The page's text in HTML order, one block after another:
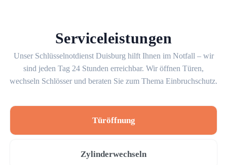
Serviceleistungen
Unser Schlüsselnotdienst Duisburg hilft Ihnen im Notfall – wir
sind jeden Tag 24 Stunden erreichbar. Wir öffnen Türen,
wechseln Schlösser und beraten Sie zum Thema Einbruchschutz.
Türöffnung
Zylinderwechseln